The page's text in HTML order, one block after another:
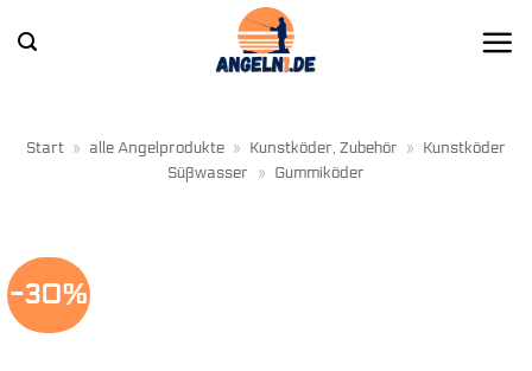
Inhalt
Start » alle Angelprodukte » Kunstköder, Zubehör » Kunstköder
Süßwasser
» Gummiköder
-30%